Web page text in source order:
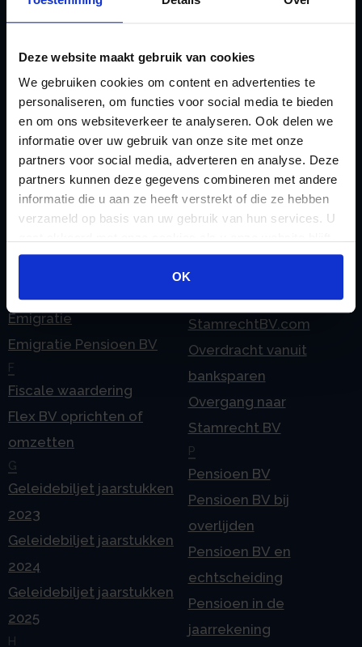
Deze website maakt gebruik van cookies
We gebruiken cookies om content en advertenties te
personaliseren, om functies voor social media te bieden
en om ons websiteverkeer te analyseren. Ook delen we
informatie over uw gebruik van onze site met onze
partners voor social media, adverteren en analyse. Deze
partners kunnen deze gegevens combineren met andere
informatie die u aan ze heeft verstrekt of die ze hebben
verzameld op basis van uw gebruik van hun services. U
gebruiken.
OK
rekeningnummer
Checklist IB 2023 (PDF)
Checklist IB 2023 (Word)
Checklist IB 2024 (PDF)
Checklist IB 2024 (Word)
Checklist IB 2025 (PDF)
Checklist IB 2025 (Word)
Contact
E
Emigratie
Emigratie Pensioen BV
F
Fiscale waardering
Flex BV oprichten of
omzetten
G
Geleidebiljet jaarstukken
2023
Geleidebiljet jaarstukken
2024
Geleidebiljet jaarstukken
2025
H
verzorgen
Mogelijkheden
Stamrecht BV
O
ODV BV
Ontbinden Stamrecht
BV
Onzakelijke lening
Stamrecht BV
Oprichten BV door
StamrechtBV.com
Overdracht vanuit
banksparen
Overgang naar
Stamrecht BV
P
Pensioen BV
Pensioen BV bij
overlijden
Pensioen BV en
echtscheiding
Pensioen in de
jaarrekening